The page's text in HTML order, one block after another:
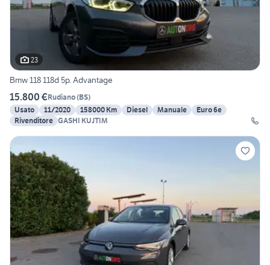
23
Bmw 118 118d 5p. Advantage
15.800 €Rudiano(BS)
Usato
11/2020 158000 Km Diesel Manuale
Euro 6e
Rivenditore GASHI KUJTIM